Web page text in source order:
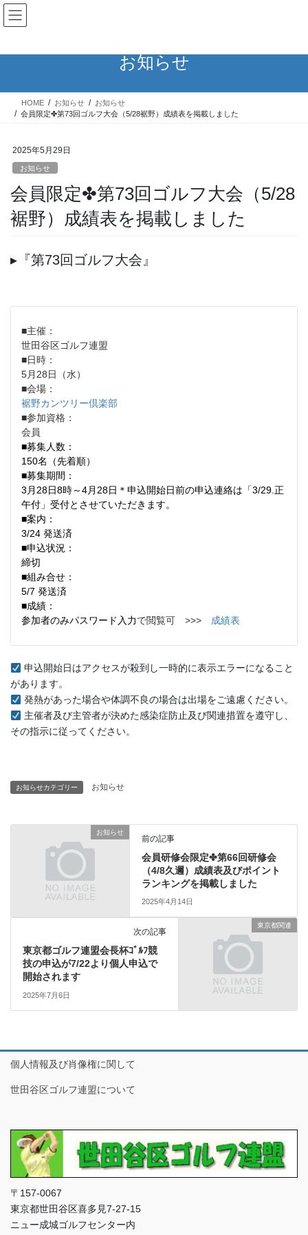
コ
ン
ス
ナ
ビ
ン
お知らせ
HOME お知らせ
お知らせ
会員限定✤第73回ゴルフ大会（5/28裾野）成績表を掲載しました
2025年5月29日
お知らせ
会員限定✤第73回ゴルフ大会（5/28
裾野）成績表を掲載しました
▸『第73回ゴルフ大会』
■主催：
世田谷区ゴルフ連盟
■日時：
5月28日（水）
■会場：
裾野カンツリー倶楽部
■参加資格：
会員
■募集人数：
150名（先着順）
■募集期間：
3月28日8時～4月28日＊申込開始日前の申込連絡は「3/29.正
午付」受付とさせていただきます。
■案内：
3/24 発送済
■申込状況：
締切
■組み合せ：
5/7 発送済
■成績：
参加者のみパスワード入力で閲覧可 >>> 成績表
申込開始日はアクセスが殺到し一時的に表示エラーになること
があります。
発熱があった場合や体調不良の場合は出場をご遠慮ください。
主催者及び主管者が決めた感染症防止及び関連措置を遵守し、
その指示に従ってください。
お知らせカテゴリー お知らせ
お知らせ
前の記事
会員研修会限定✤第66回研修会
（4/8久邇）成績表及びポイント
ランキングを掲載しました
2025年4月14日
東京都関連
次の記事
東京都ゴルフ連盟会長杯ｺﾞﾙﾌ競
技の申込が7/22より個人申込で
開始されます
2025年7月6日
個人情報及び肖像権に関して
世田谷区ゴルフ連盟について
〒157-0067
東京都世田谷区喜多見7-27-15
ニュー成城ゴルフセンター内